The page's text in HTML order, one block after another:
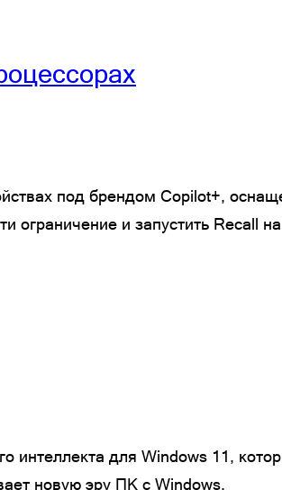
под брендом Copilot+,
и запустить Recall
интеллекта для Windows 11,
новую эру ПК с Windows.